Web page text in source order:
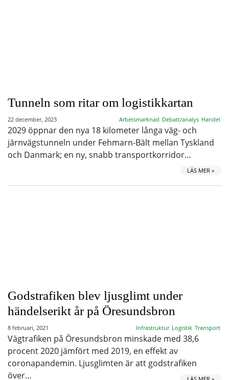
Tunneln som ritar om logistikkartan
22 december, 2023 Arbetsmarknad Debatt/analys Handel
2029 öppnar den nya 18 kilometer långa väg- och
järnvägstunneln under Fehmarn-Bält mellan Tyskland
och Danmark; en ny, snabb transportkorridor…
LÄS MER »
Godstrafiken blev ljusglimt under
händelserikt år på Öresundsbron
8 februari, 2021 Infrastruktur Logistik Transport
Vägtrafiken på Öresundsbron minskade med 38,6
procent 2020 jämfört med 2019, en effekt av
coronapandemin. Ljusglimten är att godstrafiken
över…